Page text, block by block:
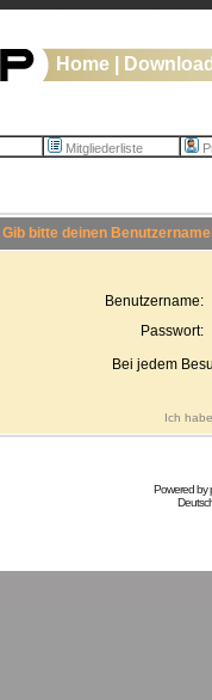
Home
Mitgliederliste
Gib bitte deinen
Benutzername:
Passwort:
Bei jedem
Ich
Powered by